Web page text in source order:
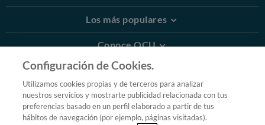
Los más populares
Conoce OCU
Más Información
© 2026 OCU
Condiciones generales de contratación de OCU
Configuración de Cookies.
Utilizamos cookies propias y de terceros para analizar
nuestros servicios y mostrarte publicidad relacionada con tus
preferencias basado en un perfil elaborado a partir de tus
hábitos de navegación (por ejemplo, páginas visitadas).